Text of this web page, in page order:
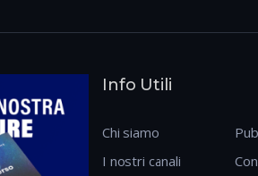
Info Utili
Chi siamo
I nostri canali